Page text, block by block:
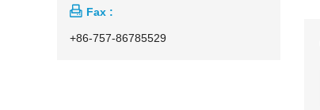
 Fax :
+86-757-86785529